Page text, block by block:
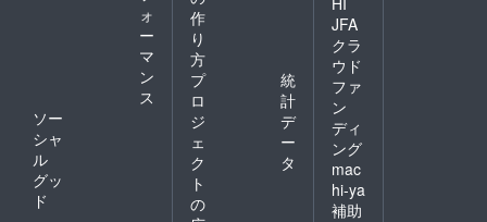
ォ
ー
マ
ン
ス
ソー
シャ
ル
グッ
ド
作
り
方
プ
ロ
ジ
ェ
ク
ト
の
統
計
デ
ー
タ
JFA
クラ
ウド
ファ
ン
ディ
ング
mac
hi-ya
補助